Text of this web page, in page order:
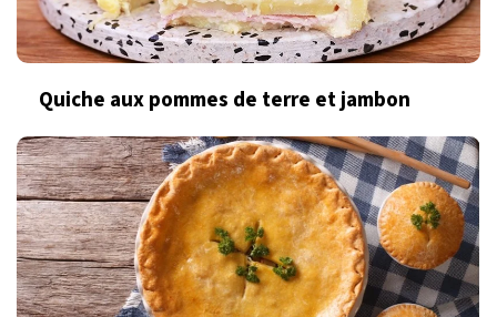
Quiche aux pommes de terre et jambon